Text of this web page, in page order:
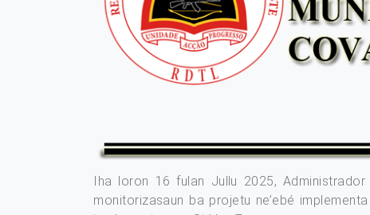
Iha loron 16 fulan Jullu 2025,
monitorizasaun ba projetu ne’ebé